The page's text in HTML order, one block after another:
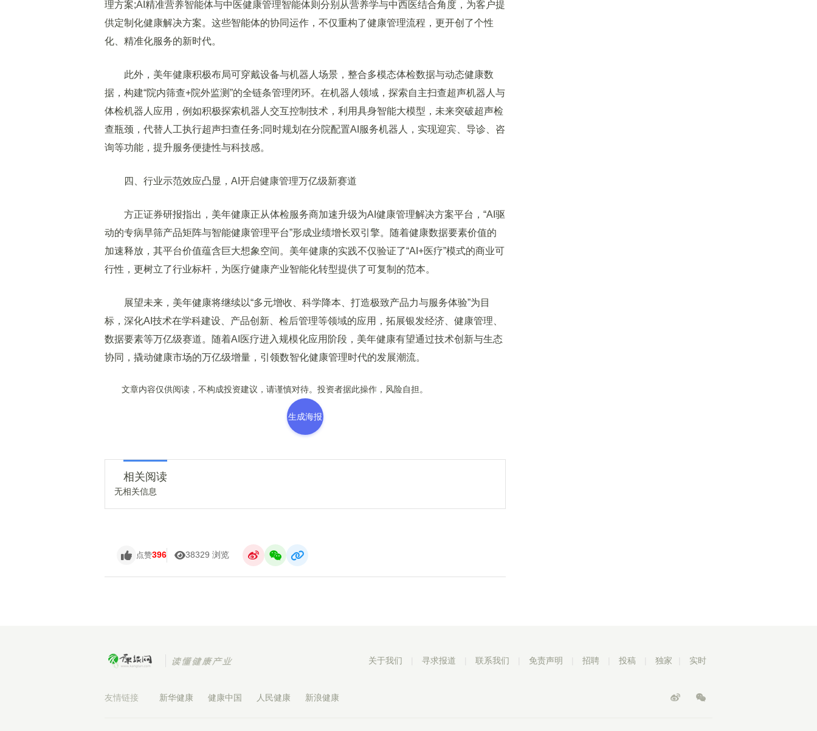
理方案;AI精准营养智能体与中医健康管理智能体则分别从营养学与中西医结合角度，为客户提
供定制化健康解决方案。这些智能体的协同运作，不仅重构了健康管理流程，更开创了个性
化、精准化服务的新时代。
此外，美年健康积极布局可穿戴设备与机器人场景，整合多模态体检数据与动态健康数
据，构建“院内筛查+院外监测”的全链条管理闭环。在机器人领域，探索自主扫查超声机器人与
体检机器人应用，例如积极探索机器人交互控制技术，利用具身智能大模型，未来突破超声检
查瓶颈，代替人工执行超声扫查任务;同时规划在分院配置AI服务机器人，实现迎宾、导诊、咨
询等功能，提升服务便捷性与科技感。
四、行业示范效应凸显，AI开启健康管理万亿级新赛道
方正证券研报指出，美年健康正从体检服务商加速升级为AI健康管理解决方案平台，“AI驱
动的专病早筛产品矩阵与智能健康管理平台”形成业绩增长双引擎。随着健康数据要素价值的
加速释放，其平台价值蕴含巨大想象空间。美年健康的实践不仅验证了“AI+医疗”模式的商业可
行性，更树立了行业标杆，为医疗健康产业智能化转型提供了可复制的范本。
展望未来，美年健康将继续以“多元增收、科学降本、打造极致产品力与服务体验”为目
标，深化AI技术在学科建设、产品创新、检后管理等领域的应用，拓展银发经济、健康管理、
数据要素等万亿级赛道。随着AI医疗进入规模化应用阶段，美年健康有望通过技术创新与生态
协同，撬动健康市场的万亿级增量，引领数智化健康管理时代的发展潮流。
文章内容仅供阅读，不构成投资建议，请谨慎对待。投资者据此操作，风险自担。
生成海报
相关阅读
无相关信息
点赞396 38329 浏览
关于我们 寻求报道 联系我们 免责声明 招聘 投稿 独家 实时
友情链接 新华健康 健康中国 人民健康 新浪健康